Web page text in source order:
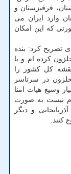
قرقیزستان و
وارد ایران می
که این امکان
تصریح کرد: بنده
حلزون کرده ام و با
کل کشور را
کاشت حلزون در سرتاسر
وسیع هیات امنا
نیست به صورت
و دیگر